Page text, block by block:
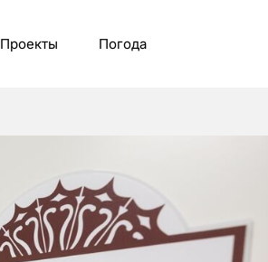
Проекты Погода